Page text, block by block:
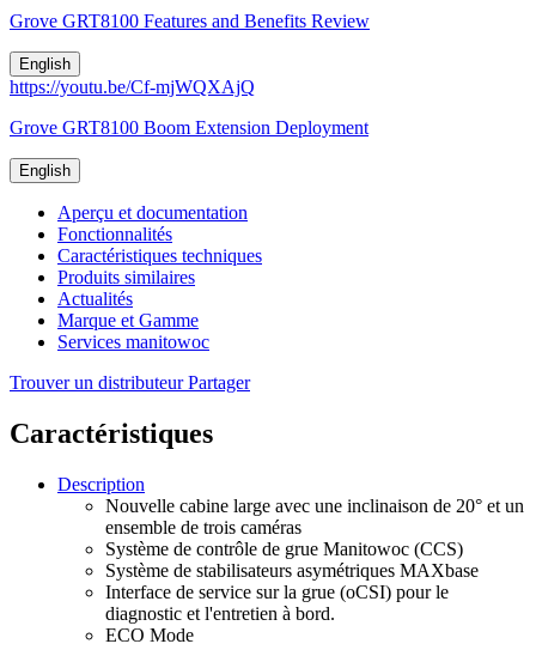
Grove GRT8100 Features and Benefits Review
English
https://youtu.be/Cf-mjWQXAjQ
Grove GRT8100 Boom Extension Deployment
English
Aperçu et documentation
Fonctionnalités
Caractéristiques techniques
Produits similaires
Actualités
Marque et Gamme
Services manitowoc
Trouver un distributeur Partager
Caractéristiques
Description
Nouvelle cabine large avec une inclinaison de 20° et un
ensemble de trois caméras
Système de contrôle de grue Manitowoc (CCS)
Système de stabilisateurs asymétriques MAXbase
Interface de service sur la grue (oCSI) pour le
diagnostic et l'entretien à bord.
ECO Mode